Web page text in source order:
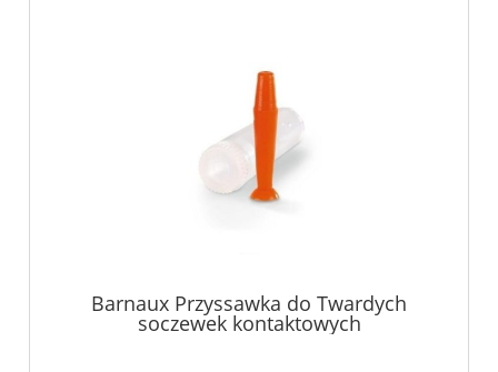
Barnaux Przyssawka do Twardych
soczewek kontaktowych